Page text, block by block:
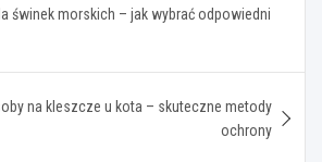
świnek morskich – jak wybrać odpowiedni
na kleszcze u kota – skuteczne metody
ochrony